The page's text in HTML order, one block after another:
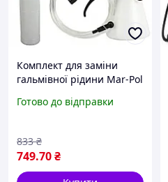
Комплект для заміни
гальмівної рідини Mar-Pol
Готово до відправки
749.70₴
833 ₴